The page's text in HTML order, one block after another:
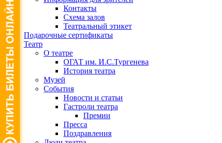
Контакты
Схема залов
Театральный этикет
Подарочные сертификаты
Театр
О театре
ОГАТ им. И.С.Тургенева
История театра
Музей
События
Новости и статьи
Гастроли театра
Премии
Пресса
Поздравления